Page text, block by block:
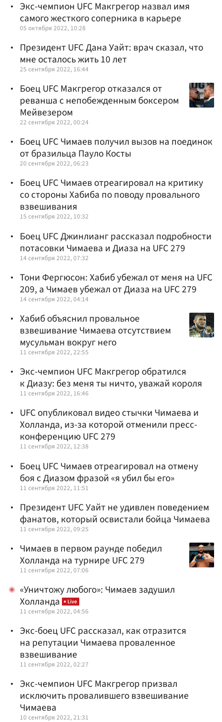
Экс-чемпион UFC Макгрегор назвал имя
самого жесткого соперника в карьере
05 октября 2022, 10:28
Президент UFC Дана Уайт: врач сказал, что
мне осталось жить 10 лет
25 сентября 2022, 16:44
Боец UFC Макгрегор отказался от
реванша с непобежденным боксером
Мейвезером
22 сентября 2022, 00:24
Боец UFC Чимаев получил вызов на поединок
от бразильца Пауло Косты
20 сентября 2022, 06:23
Боец UFC Чимаев отреагировал на критику
со стороны Хабиба по поводу провального
взвешивания
15 сентября 2022, 10:32
Боец UFC Джинлианг рассказал подробности
потасовки Чимаева и Диаза на UFC 279
14 сентября 2022, 07:32
Тони Фергюсон: Хабиб убежал от меня на UFC
209, а Чимаев убежал от Диаза на UFC 279
14 сентября 2022, 04:14
Хабиб объяснил провальное
взвешивание Чимаева отсутствием
мусульман вокруг него
11 сентября 2022, 22:55
Экс-чемпион UFC Макгрегор обратился
к Диазу: без меня ты ничто, уважай короля
11 сентября 2022, 16:46
UFC опубликовал видео стычки Чимаева и
Холланда, из-за которой отменили пресс-
конференцию UFC 279
11 сентября 2022, 12:38
Боец UFC Чимаев отреагировал на отмену
боя с Диазом фразой «я убил бы его»
11 сентября 2022, 11:51
Президент UFC Уайт не удивлен поведением
фанатов, который освистали бойца Чимаева
11 сентября 2022, 09:25
Чимаев в первом раунде победил
Холланда на турнире UFC 279
11 сентября 2022, 07:06
«Уничтожу любого»: Чимаев задушил
Холланда
11 сентября 2022, 04:56
Экс-боец UFC рассказал, как отразится
на репутации Чимаева проваленное
взвешивание
11 сентября 2022, 02:27
Экс-чемпион UFC Макгрегор призвал
исключить провалившего взвешивание
Чимаева
10 сентября 2022, 21:31